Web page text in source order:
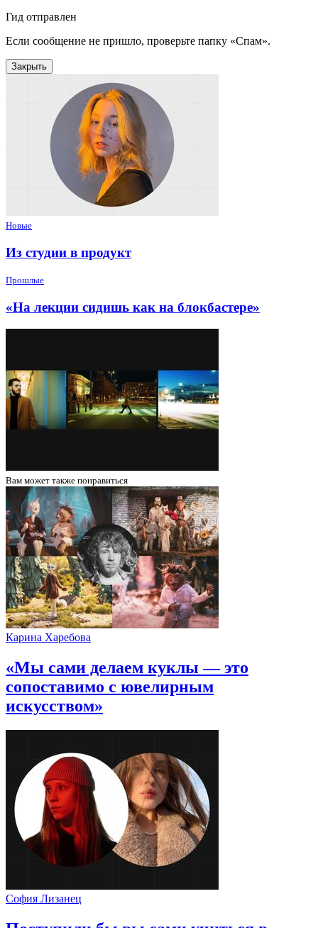
Гид отправлен
Если сообщение не пришло, проверьте папку «Спам».
Закрыть
Новые
Из студии в продукт
Прошлые
«На лекции сидишь как на блокбастере»
Вам может также понравиться
Карина Харебова
«Мы сами делаем куклы — это
сопоставимо с ювелирным
искусством»
София Лизанец